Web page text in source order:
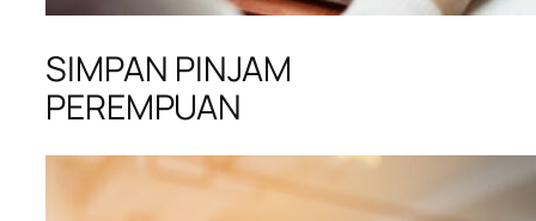
SIMPAN PINJAM
PEREMPUAN